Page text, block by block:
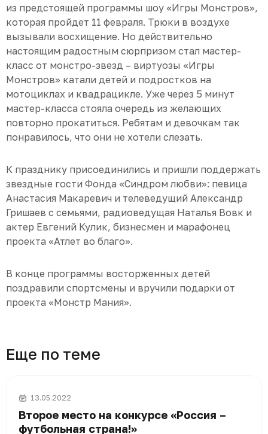
из предстоящей программы шоу «Игры Монстров»,
которая пройдет 11 февраля. Трюки в воздухе
вызывали восхищение. Но действительно
настоящим радостным сюрпризом стал мастер-
класс от монстро-звезд – виртуозы «Игры
Монстров» катали детей и подростков на
мотоциклах и квадрацикле. Уже через 5 минут
мастер-класса стояла очередь из желающих
повторно прокатиться. Ребятам и девочкам так
понравилось, что они не хотели слезать.
К празднику присоединились и пришли поддержать
звездные гости Фонда «Синдром любви»: певица
Анастасия Макаревич и телеведущий Александр
Гришаев с семьями, радиоведущая Наталья Вовк и
актер Евгений Кулик, бизнесмен и марафонец
проекта «Атлет во благо».
В конце программы восторженных детей
поздравили спортсмены и вручили подарки от
проекта «Монстр Мания».
Еще по теме
13.05.2022
Второе место на конкурсе «Россия –
футбольная страна!»